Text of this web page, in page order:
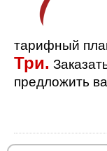
тарифный
Три.
предложить